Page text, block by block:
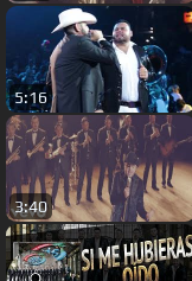
5:16
3:40